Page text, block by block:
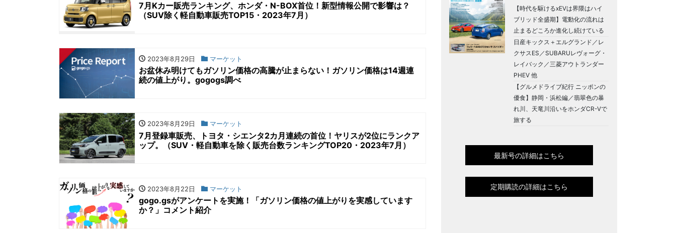
7月Kカー販売ランキング、ホンダ・N-BOX首位！新型情報公開で影響は？
（SUV除く軽自動車販売TOP15・2023年7月）
2023年8月29日 マーケット
お盆休み明けてもガソリン価格の高騰が止まらない！ガソリン価格は14週連
続の値上がり。gogogs調べ
2023年8月29日 マーケット
7月登録車販売、トヨタ・シエンタ2カ月連続の首位！ヤリスが2位にランクア
ップ。（SUV・軽自動車を除く販売台数ランキングTOP20・2023年7月）
2023年8月22日 マーケット
gogo.gsがアンケートを実施！「ガソリン価格の値上がりを実感しています
か？」コメント紹介
【時代を駆けるxEVは界隈はハイ
ブリッド全盛期】電動化の流れは
止まるどころか進化し続けている
日産キックス＋エルグランド／レ
クサスES／SUBARUレヴォーグ・
レイバック／三菱アウトランダー
PHEV 他
【グルメドライブ紀行 ニッポンの
優食】静岡・浜松編／翡翠色の暴
れ川、天竜川沿いをホンダCR-Vで
旅する
最新号の詳細はこちら
定期購読の詳細はこちら